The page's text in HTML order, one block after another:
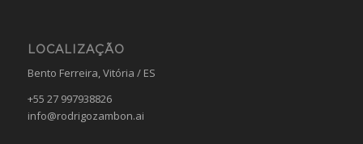
LOCALIZAÇÃO
Bento Ferreira, Vitória / ES
+55 27 997938826
info@rodrigozambon.ai